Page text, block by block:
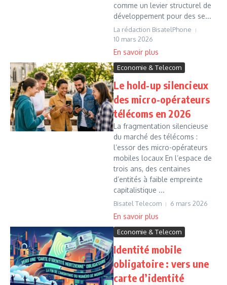
comme un levier structurel de
développement pour des se...
La rédaction BisatelPhone
10 mars 2026
Economie & Telecom
Le hold-up silencieux
des micro-opérateurs
télécoms en 2026
La fragmentation silencieuse
du marché des télécoms :
l’essor des micro-opérateurs
mobiles locaux En l’espace de
trois ans, des centaines
d’entités à faible empreinte
capitalistique ...
Bisatel Telecom 6 mars 2026
Economie & Telecom
Identité mobile
obligatoire : vers une
carte d’identité